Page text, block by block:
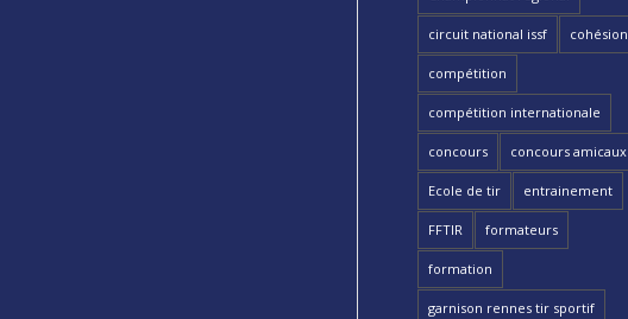
circuit national issf cohésion
compétition
compétition internationale
concours concours amicaux
Ecole de tir entrainement
FFTIR formateurs
formation
garnison rennes tir sportif